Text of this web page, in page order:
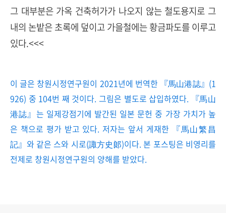
그 대부분은 가옥 건축허가가 나오지 않는 철도용지로 그
내의 논밭은 초록에 덮이고 가을철에는 황금파도를 이루고
있다.<<<
이 글은 창원시정연구원이 2021년에 번역한 『馬山港誌』(1
926) 중 104번 째 것이다. 그림은 별도로 삽입하였다. 『馬山
港誌』는 일제강점기에 발간된 일본 문헌 중 가장 가치가 높
은 책으로 평가 받고 있다. 저자는 앞서 게재한 『馬山繁昌
記』와 같은 스와 시로(諏方史郞)이다. 본 포스팅은 비영리를
전제로 창원시정연구원의 양해를 받았다.